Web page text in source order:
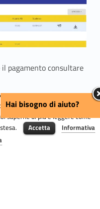
pagamento consultare
accedi/area-
il-pagamento-dei-
Hai bisogno di aiuto?
la corretta navigazione.
saperne di più e leggere come
Accetta
Informativa